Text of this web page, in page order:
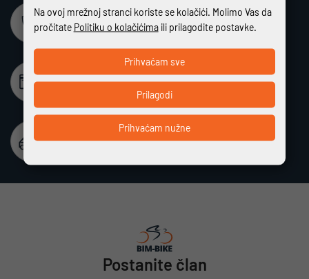
Sigurna online kupovina
Potpuno zaštićeno i sigurno plaćanje
Beskamatno plaćanje
Različiti način plaćanja na rate bez kamata
Postanite član
Na ovoj mrežnoj stranci koriste se kolačići. Molimo Vas da
pročitate Politiku o kolačićimaili prilagodite postavke.
Prihvaćam nužne
Prilagodi
Prihvaćam sve